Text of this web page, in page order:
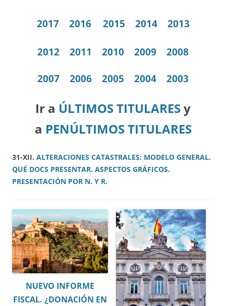
2017 2016 2015 2014 2013
2012 2011 2010 2009 2008
2007 2006 2005 2004 2003
Ir a ÚLTIMOS TITULARESy
a PENÚLTIMOS TITULARES
31-XII. ALTERACIONES CATASTRALES: MODELO GENERAL.
QUÉ DOCS PRESENTAR. ASPECTOS GRÁFICOS.
PRESENTACIÓN POR N. Y R.
NUEVO INFORME
FISCAL. ¿DONACIÓN EN